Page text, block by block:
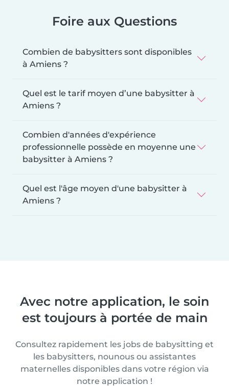
Foire aux Questions
Combien de babysitters sont disponibles
à Amiens ?
Quel est le tarif moyen d’une babysitter à
Amiens ?
Combien d'années d'expérience
professionnelle possède en moyenne une
babysitter à Amiens ?
Quel est l'âge moyen d'une babysitter à
Amiens ?
Avec notre application, le soin
est toujours à portée de main
Consultez rapidement les jobs de babysitting et
les babysitters, nounous ou assistantes
maternelles disponibles dans votre région via
notre application !